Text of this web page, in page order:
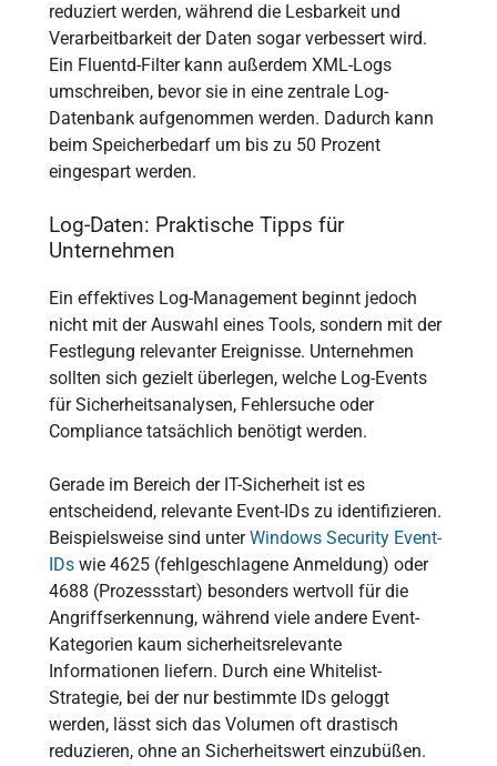
reduziert werden, während die Lesbarkeit und
Verarbeitbarkeit der Daten sogar verbessert wird.
Ein Fluentd-Filter kann außerdem XML-Logs
umschreiben, bevor sie in eine zentrale Log-
Datenbank aufgenommen werden. Dadurch kann
beim Speicherbedarf um bis zu 50 Prozent
eingespart werden.
Log-Daten: Praktische Tipps für
Unternehmen
Ein effektives Log-Management beginnt jedoch
nicht mit der Auswahl eines Tools, sondern mit der
Festlegung relevanter Ereignisse. Unternehmen
sollten sich gezielt überlegen, welche Log-Events
für Sicherheitsanalysen, Fehlersuche oder
Compliance tatsächlich benötigt werden.
Gerade im Bereich der IT-Sicherheit ist es
entscheidend, relevante Event-IDs zu identifizieren.
Beispielsweise sind unterWindows Security Event-
IDswie 4625 (fehlgeschlagene Anmeldung) oder
4688 (Prozessstart) besonders wertvoll für die
Angriffserkennung, während viele andere Event-
Kategorien kaum sicherheitsrelevante
Informationen liefern. Durch eine Whitelist-
Strategie, bei der nur bestimmte IDs geloggt
werden, lässt sich das Volumen oft drastisch
reduzieren, ohne an Sicherheitswert einzubüßen.